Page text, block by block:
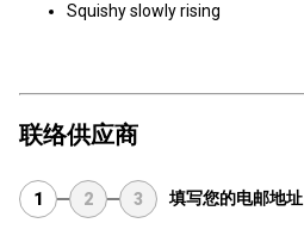
Squishy slowly rising
联络供应商
1 2 3 填写您的电邮地址